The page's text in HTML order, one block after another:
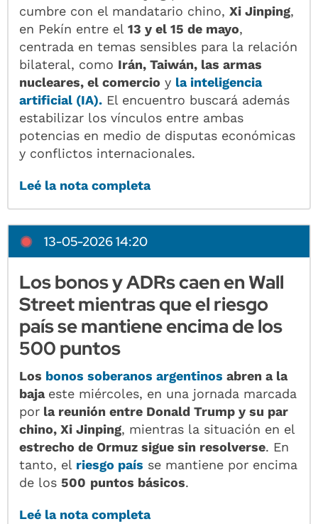
cumbre con el mandatario chino,Xi Jinping,
en Pekín entre el13 y el 15 de mayo,
centrada en temas sensibles para la relación
bilateral, como Irán, Taiwán, las armas
nucleares, el comercio y la inteligencia
artificial (IA). El encuentro buscará además
estabilizar los vínculos entre ambas
potencias en medio de disputas económicas
y conflictos internacionales.
Leé la nota completa
13-05-2026 14:20
Los bonos y ADRs caen en Wall
Street mientras que el riesgo
país se mantiene encima de los
500 puntos
Los bonos soberanos argentinos abren a la
baja este miércoles, en una jornada marcada
por la reunión entre Donald Trump y su par
chino, Xi Jinping, mientras la situación en el
estrecho de Ormuz sigue sin resolverse. En
tanto, el riesgo país se mantiene por encima
de los500 puntos básicos.
Leé la nota completa